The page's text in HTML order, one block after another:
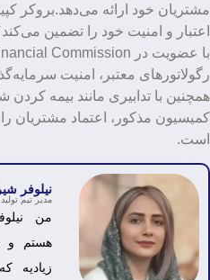
مشتریان خود ارائه می‌دهد.بروکر
اعتبار و امنیت خود را تضمین
رگولاتورهای معتبر، امنیت
همچنین با تدابیری مانند بیمه
کمیسیون مذکور، اعتماد مشتریان
است.
نیلوفر
مدیر تیم تولید
من
هستم و
زیادیه